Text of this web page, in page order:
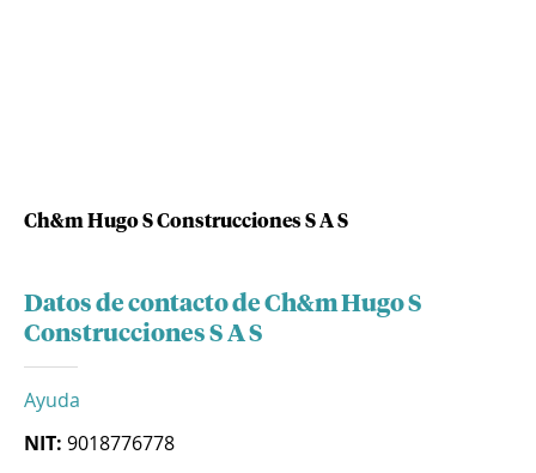
Ch&m Hugo S Construcciones S A S
Datos de contacto de Ch&m Hugo S
Construcciones S A S
Ayuda
NIT: 9018776778